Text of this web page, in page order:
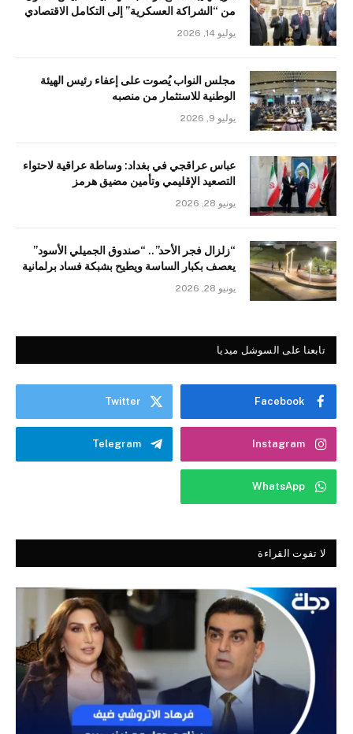
من “الشراكة العسكرية” إلى التكامل الاقتصادي
يوليو 14, 2026
مجلس النواب يُصوت على إعفاء رئيس الهيئة
الوطنية للاستثمار من منصبه
يوليو 9, 2026
عباس عراقجي في بغداد: وساطة عراقية لاحتواء
التصعيد الإقليمي وتأمين مضيق هرمز
يونيو 28, 2026
“زلزال فجر الأحد”.. “صندوق الجميلي الأسود”
يعصف بكبار الساسة ويطيح بشبكة فساد برلمانية
يونيو 28, 2026
تابعنا على السوشل ميديا
Facebook
Twitter
Instagram
Telegram
WhatsApp
لا تفوت القراءة